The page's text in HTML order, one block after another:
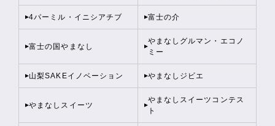
4パーミル・イニシアチブ 富士の介
富士の国やまなし
やまなしグルマン・エコノ
ミー
山梨SAKEイノベーション やまなしジビエ
やまなしスイーツ
やまなしスイーツコンテス
ト